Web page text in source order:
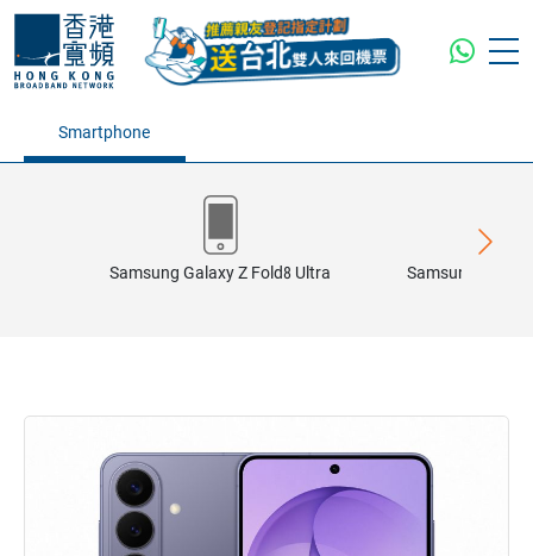
Smartphone
Samsung Galaxy Z Fold8 Ultra Samsung